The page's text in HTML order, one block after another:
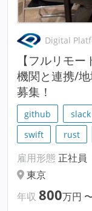
Digital
【フルリモ
機関と連携/
募集！
github slack
swift
rust
雇用形態 正社員
東京
年収 800万円